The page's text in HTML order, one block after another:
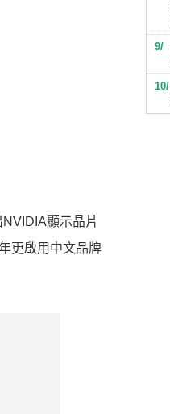
顯示晶片
更啟用中文品牌
9
10